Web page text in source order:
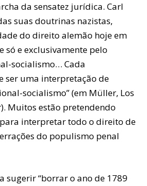
da sensatez jurídica. Carl
suas doutrinas nazistas,
do direito alemão hoje em
só e exclusivamente pelo
socialismo… Cada
ser uma interpretação de
socialismo” (em Müller, Los
Muitos estão pretendendo
interpretar todo o direito de
do populismo penal
sugerir “borrar o ano de 1789